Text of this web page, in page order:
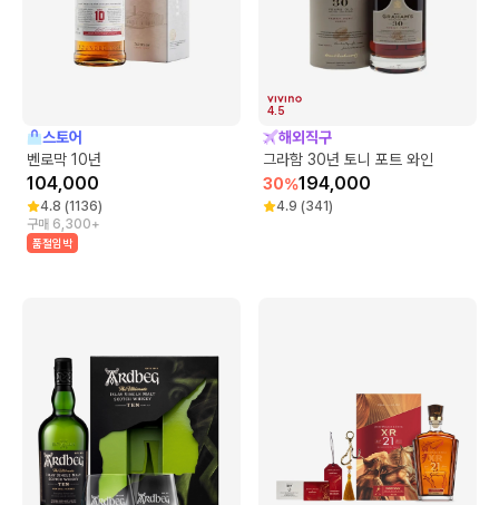
스토어
벤로막 10년
104,000
4.8 (1136)
구매 6,300+
품절임박
4.5
해외직구
그라함 30년 토니 포트 와인
30%194,000
4.9 (341)